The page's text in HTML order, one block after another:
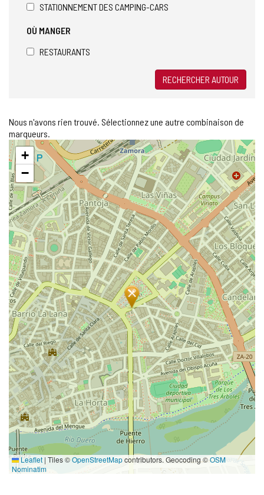
STATIONNEMENT DES CAMPING-CARS
OÙ MANGER
RESTAURANTS
RECHERCHER AUTOUR
Nous n'avons rien trouvé. Sélectionnez une autre combinaison de
marqueurs.
Sauter
la
carte
+
−
Leaflet | Tiles ©OpenStreetMapcontributors. Geocoding ©OSM
Nominatim